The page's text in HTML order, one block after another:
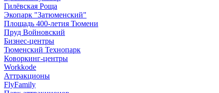
Гилёвская Роща
Экопарк "Затюменский"
Площадь 400-летия Тюмени
Пруд Войновский
Бизнес-центры
Тюменский Технопарк
Коворкинг-центры
Workkode
Аттракционы
FlyFamily